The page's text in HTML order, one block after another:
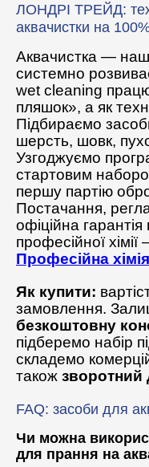
ЛОНДРІ ТРЕЙД:
аквачистки на
Аквачистка —
системно
wet cleaning
пляшок», а як
Підбираємо
шерсть, шовк,
Узгоджуємо
стартовим
першу партію
Постачання,
офіційна гарантія
професійної
Професійна
Як купити:
замовлення.
безкоштовну
підберемо набір
складемо
також зворотний
FAQ: засоби для
Чи можна
для прання на